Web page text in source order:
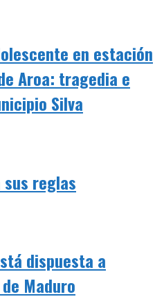
en estación
Aroa: tragedia e
Silva
sus reglas
dispuesta a
Maduro